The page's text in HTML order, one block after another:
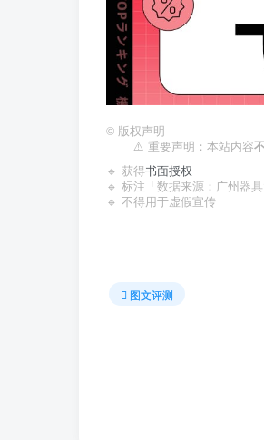
© 版权声明
⚠️ 重要声明：本站内容
🔹 获得书面授权
🔹 标注「数据来源：广州器
🔹 不得用于虚假宣传
图文评测